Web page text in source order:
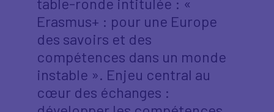
Erasmus+ : pour une Europe
des savoirs et des
compétences dans un monde
instable ». Enjeu central au
cœur des échanges :